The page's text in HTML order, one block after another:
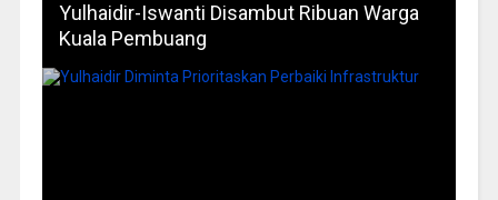
Yulhaidir-Iswanti Disambut Ribuan Warga
Kuala Pembuang